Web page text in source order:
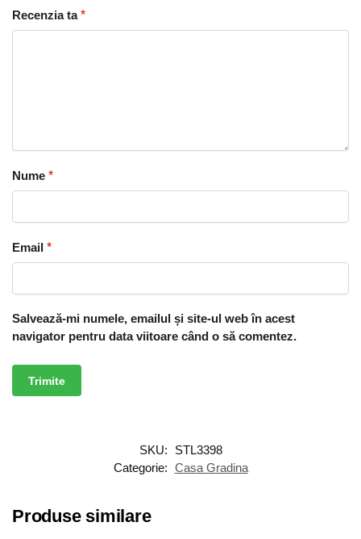
Recenzia ta*
Nume *
Email *
Salvează-mi numele, emailul și site-ul web în acest
navigator pentru data viitoare când o să comentez.
SKU:
STL3398
Categorie: Casa Gradina
Produse similare